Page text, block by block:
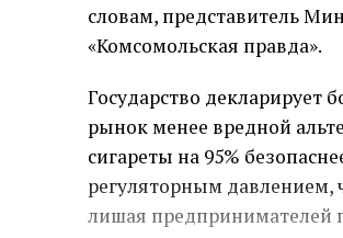
словам, представитель
«Комсомольская правда».
Государство декларирует
рынок менее вредной
сигареты на 95%
регуляторным давлением,
лишая предпринимателей